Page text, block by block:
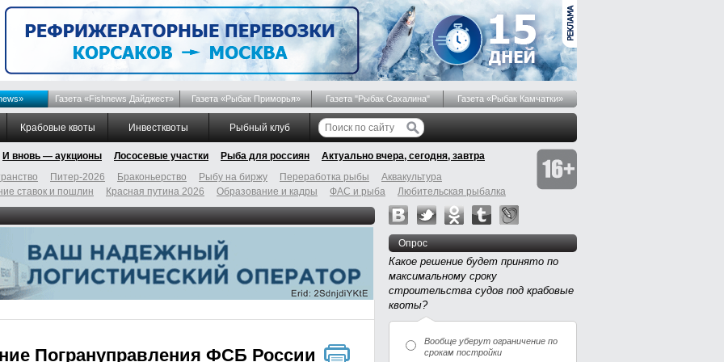
Газета «Fishnews Дайджест» Газета «Рыбак Приморья» Газета "Рыбак Сахалина" Газета «Рыбак Камчатки»
Крабовые квоты Инвестквоты Рыбный клуб
И вновь — аукционы Лососевые участки Рыба для россиян
Актуально вчера, сегодня, завтра
Питер-2026 Браконьерство Рыбу на биржу Переработка рыбы
Аквакультура
ставок и пошлин Красная путина 2026 Образование и кадры ФАС и рыба Любительская рыбалка
Погрануправления ФСБ России
Опрос
Какое решение будет принято по
максимальному сроку
строительства судов под крабовые
квоты?
Вообще уберут ограничение по
срокам постройки